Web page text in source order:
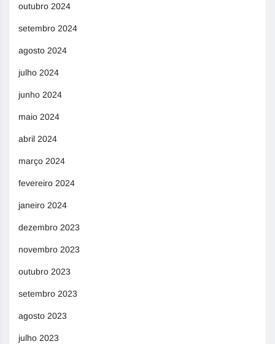
outubro 2024
setembro 2024
agosto 2024
julho 2024
junho 2024
maio 2024
abril 2024
março 2024
fevereiro 2024
janeiro 2024
dezembro 2023
novembro 2023
outubro 2023
setembro 2023
agosto 2023
julho 2023